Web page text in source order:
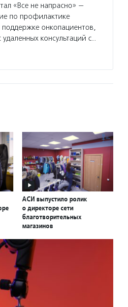
«Все не напрасно» —
по профилактике
онкопациентов,
консультаций с…
АСИ выпустило ролик
о директоре сети
благотворительных
магазинов